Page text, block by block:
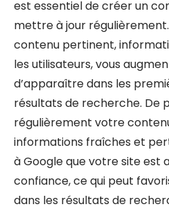
est essentiel de créer un
mettre à jour
contenu pertinent,
les utilisateurs, vous
d’apparaître dans les
résultats de recherche. De
régulièrement votre
informations fraîches et
à Google que votre site est
confiance, ce qui peut
dans les résultats de